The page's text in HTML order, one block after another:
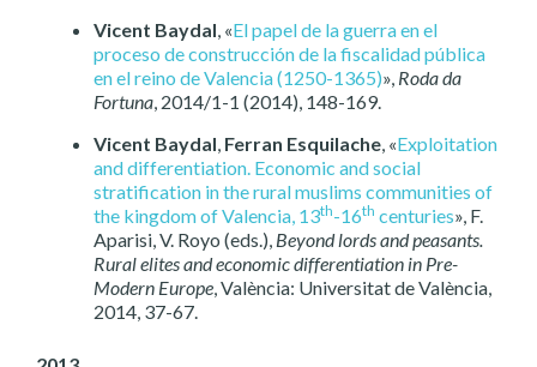
Vicent Baydal, «El papel de la guerra en el
proceso de construcción de la fiscalidad pública
en el reino de Valencia (1250-1365)», Roda da
Fortuna, 2014/1-1 (2014), 148-169.
Vicent Baydal, Ferran Esquilache, «Exploitation
and differentiation. Economic and social
stratification in the rural muslims communities of
the kingdom of Valencia, 13th-16th centuries», F.
Aparisi, V. Royo (eds.), Beyond lords and peasants.
Rural elites and economic differentiation in Pre-
Modern Europe, València: Universitat de València,
2014, 37-67.